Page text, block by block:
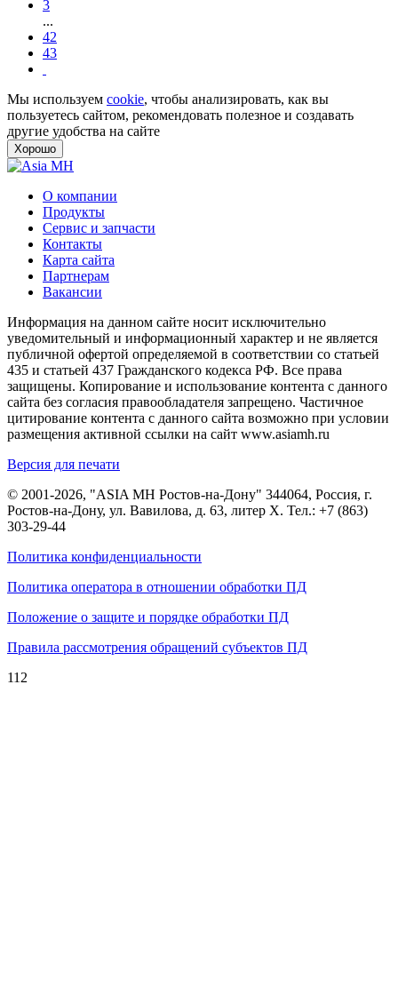
3
...
42
43
Мы используем cookie, чтобы анализировать, как вы
пользуетесь сайтом, рекомендовать полезное и создавать
другие удобства на сайте
Хорошо
О компании
Продукты
Сервис и запчасти
Контакты
Карта сайта
Партнерам
Вакансии
Информация на данном сайте носит исключительно
уведомительный и информационный характер и не является
публичной офертой определяемой в соответствии со статьей
435 и статьей 437 Гражданского кодекса РФ. Все права
защищены. Копирование и использование контента с данного
сайта без согласия правообладателя запрещено. Частичное
цитирование контента с данного сайта возможно при условии
размещения активной ссылки на сайт www.asiamh.ru
Версия для печати
© 2001-2026, "ASIA MH Ростов-на-Дону" 344064, Россия, г.
Ростов-на-Дону, ул. Вавилова, д. 63, литер Х. Тел.: +7 (863)
303-29-44
Политика конфиденциальности
Политика оператора в отношении обработки ПД
Положение о защите и порядке обработки ПД
Правила рассмотрения обращений субъектов ПД
112